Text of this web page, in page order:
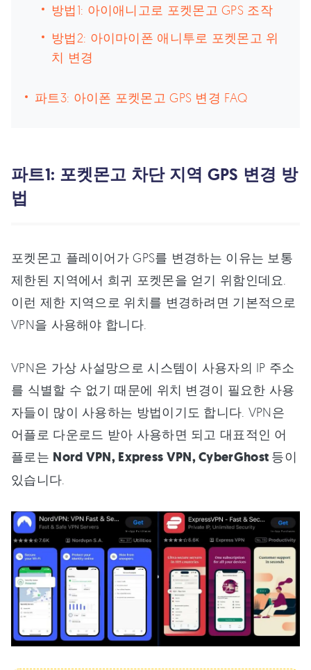
방법1: 아이애니고로 포켓몬고 GPS 조작
방법2: 아이마이폰 애니투로 포켓몬고 위
치 변경
파트3: 아이폰 포켓몬고 GPS 변경 FAQ
파트1: 포켓몬고 차단 지역 GPS 변경 방
법
포켓몬고 플레이어가 GPS를 변경하는 이유는 보통
제한된 지역에서 희귀 포켓몬을 얻기 위함인데요.
이런 제한 지역으로 위치를 변경하려면 기본적으로
VPN을 사용해야 합니다.
VPN은 가상 사설망으로 시스템이 사용자의 IP 주소
를 식별할 수 없기 때문에 위치 변경이 필요한 사용
자들이 많이 사용하는 방법이기도 합니다. VPN은
어플로 다운로드 받아 사용하면 되고 대표적인 어
플로는 Nord VPN, Express VPN, CyberGhost 등이
있습니다.